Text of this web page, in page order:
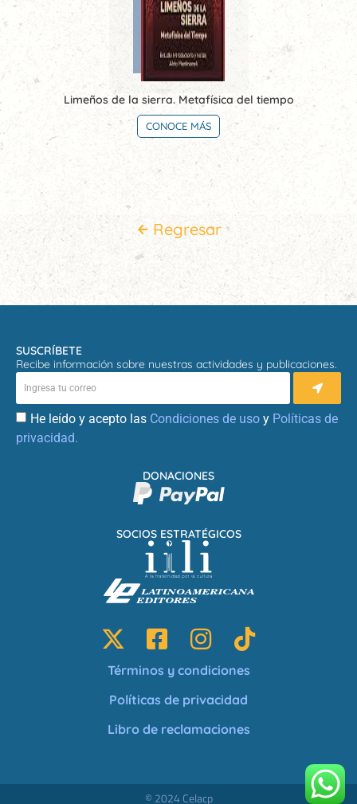
Limeños de la sierra. Metafísica del tiempo
CONOCE MÁS
Regresar
SUSCRÍBETE
Recibe información sobre nuestras actividades y publicaciones.
He leído y acepto las Condiciones de uso y Políticas de
privacidad.
SOCIOS ESTRATÉGICOS
DONACIONES
Términos y condiciones
Políticas de privacidad
Libro de reclamaciones
© 2024 Celacp